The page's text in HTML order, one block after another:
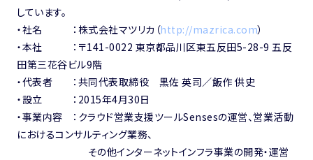
しています。
・社名 ：株式会社マツリカ（http://mazrica.com）
・本社 ： 〒141-0022 東京都品川区東五反田5-28-9 五反
田第三花谷ビル9階
・代表者 ：共同代表取締役 黒佐 英司／飯作 供史
・設立 ：2015年4月30日
・事業内容 ： クラウド営業支援ツールSensesの運営、営業活動
におけるコンサルティング業務、
その他インターネットインフラ事業の開発・運営